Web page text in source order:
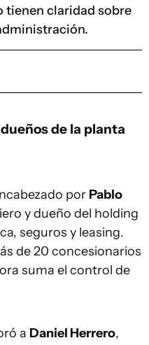
tienen claridad sobre
de la planta
por Pablo
y dueño del holding
seguros y leasing.
de 20 concesionarios
suma el control de
a Daniel Herrero,